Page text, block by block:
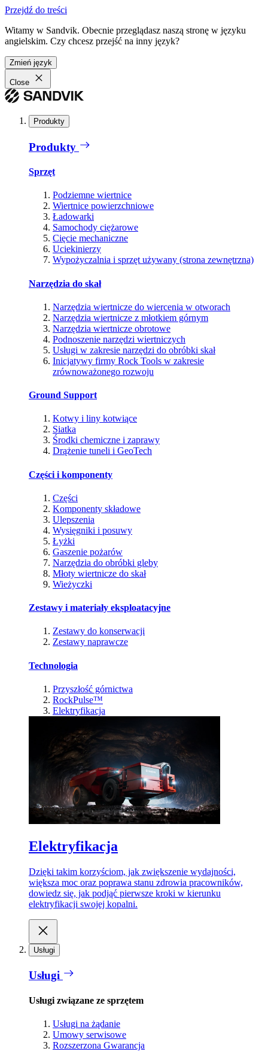
Przejdź do treści
Witamy w Sandvik. Obecnie przeglądasz naszą stronę w języku
angielskim. Czy chcesz przejść na inny język?
Zmień język
Close
Produkty
Produkty
Sprzęt
Podziemne wiertnice
Wiertnice powierzchniowe
Ładowarki
Samochody ciężarowe
Cięcie mechaniczne
Uciekinierzy
Wypożyczalnia i sprzęt używany (strona zewnętrzna)
Narzędzia do skał
Narzędzia wiertnicze do wiercenia w otworach
Narzędzia wiertnicze z młotkiem górnym
Narzędzia wiertnicze obrotowe
Podnoszenie narzędzi wiertniczych
Usługi w zakresie narzędzi do obróbki skał
Inicjatywy firmy Rock Tools w zakresie
zrównoważonego rozwoju
Ground Support
Kotwy i liny kotwiące
Siatka
Środki chemiczne i zaprawy
Drążenie tuneli i GeoTech
Części i komponenty
Części
Komponenty składowe
Ulepszenia
Wysięgniki i posuwy
Łyżki
Gaszenie pożarów
Narzędzia do obróbki gleby
Młoty wiertnicze do skał
Wieżyczki
Zestawy i materiały eksploatacyjne
Zestawy do konserwacji
Zestawy naprawcze
Technologia
Przyszłość górnictwa
RockPulse™
Elektryfikacja
Elektryfikacja
Dzięki takim korzyściom, jak zwiększenie wydajności,
większa moc oraz poprawa stanu zdrowia pracowników,
dowiedz się, jak podjąć pierwsze kroki w kierunku
elektryfikacji swojej kopalni.
Usługi
Usługi
Usługi związane ze sprzętem
Usługi na żądanie
Umowy serwisowe
Rozszerzona Gwarancja